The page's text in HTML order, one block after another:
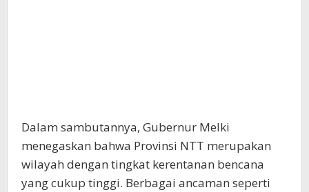
Dalam sambutannya, Gubernur Melki
menegaskan bahwa Provinsi NTT merupakan
wilayah dengan tingkat kerentanan bencana
yang cukup tinggi. Berbagai ancaman seperti